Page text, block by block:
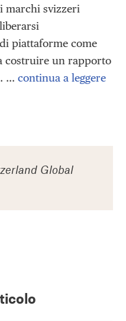
marchi svizzeri
piattaforme come
costruire un rapporto
…continua a leggere
Global